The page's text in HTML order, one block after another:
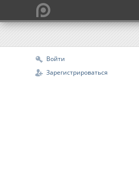
Войти
Зарегистрироваться